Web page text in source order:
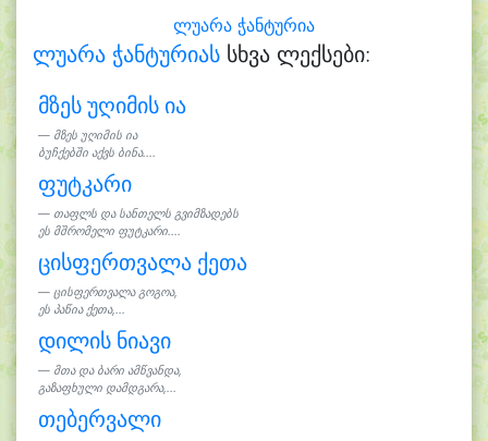
ლუარა ჭანტურია
ლუარა ჭანტურიას სხვა ლექსები:
მზეს უღიმის ია
მზეს უღიმის ია
ბუჩქებში აქვს ბინა....
ფუტკარი
თაფლს და სანთელს გვიმზადებს
ეს მშრომელი ფუტკარი....
ცისფერთვალა ქეთა
ცისფერთვალა გოგოა,
ეს პაწია ქეთა,...
დილის ნიავი
მთა და ბარი ამწვანდა,
გაზაფხული დამდგარა,...
თებერვალი